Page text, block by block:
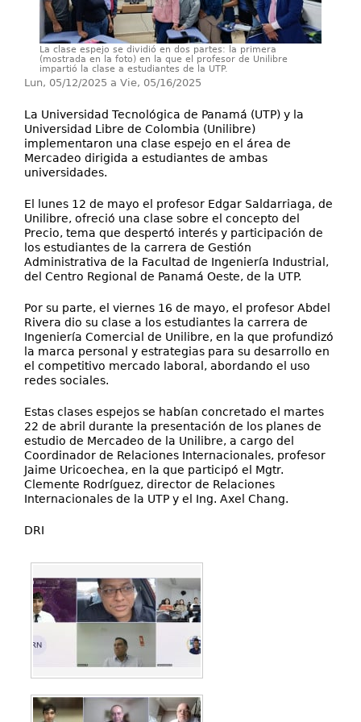
La clase espejo se dividió en dos partes: la primera
(mostrada en la foto) en la que el profesor de Unilibre
impartió la clase a estudiantes de la UTP.
Lun, 05/12/2025 a Vie, 05/16/2025
La Universidad Tecnológica de Panamá (UTP) y la
Universidad Libre de Colombia (Unilibre)
implementaron una clase espejo en el área de
Mercadeo dirigida a estudiantes de ambas
universidades.
El lunes 12 de mayo el profesor Edgar Saldarriaga, de
Unilibre, ofreció una clase sobre el concepto del
Precio, tema que despertó interés y participación de
los estudiantes de la carrera de Gestión
Administrativa de la Facultad de Ingeniería Industrial,
del Centro Regional de Panamá Oeste, de la UTP.
Por su parte, el viernes 16 de mayo, el profesor Abdel
Rivera dio su clase a los estudiantes la carrera de
Ingeniería Comercial de Unilibre, en la que profundizó
la marca personal y estrategias para su desarrollo en
el competitivo mercado laboral, abordando el uso
redes sociales.
Estas clases espejos se habían concretado el martes
22 de abril durante la presentación de los planes de
estudio de Mercadeo de la Unilibre, a cargo del
Coordinador de Relaciones Internacionales, profesor
Jaime Uricoechea, en la que participó el Mgtr.
Clemente Rodríguez, director de Relaciones
Internacionales de la UTP y el Ing. Axel Chang.
DRI